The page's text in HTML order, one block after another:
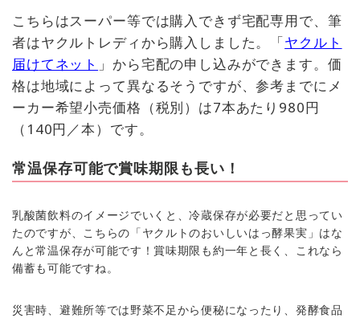
こちらはスーパー等では購入できず宅配専用で、筆
者はヤクルトレディから購入しました。「ヤクルト
届けてネット 」から宅配の申し込みができます。価
格は地域によって異なるそうですが、参考までにメ
ーカー希望小売価格（税別）は7本あたり980円
（140円／本）です。
常温保存可能で賞味期限も長い！
乳酸菌飲料のイメージでいくと、冷蔵保存が必要だと思ってい
たのですが、こちらの「ヤクルトのおいしいはっ酵果実」はな
んと常温保存が可能です！賞味期限も約一年と長く、これなら
備蓄も可能ですね。
災害時、避難所等では野菜不足から便秘になったり、発酵食品